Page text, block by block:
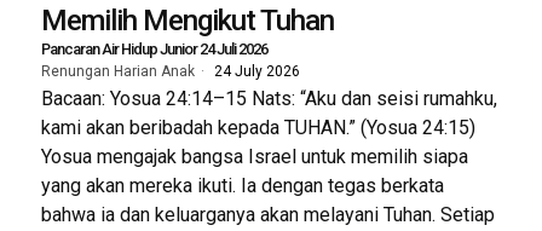
Memilih Mengikut Tuhan
Pancaran Air Hidup Junior 24 Juli 2026
Renungan Harian Anak 24 July 2026
Bacaan: Yosua 24:14–15 Nats: “Aku dan seisi rumahku,
kami akan beribadah kepada TUHAN.” (Yosua 24:15)
Yosua mengajak bangsa Israel untuk memilih siapa
yang akan mereka ikuti. Ia dengan tegas berkata
bahwa ia dan keluarganya akan melayani Tuhan. Setiap